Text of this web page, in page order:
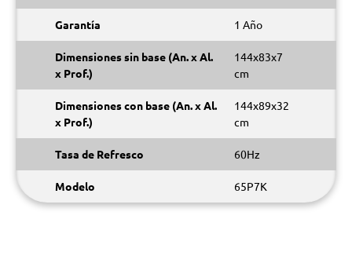
Garantía 1 Año
Dimensiones sin base (An. x Al.
x Prof.)
144x83x7
cm
Dimensiones con base (An. x Al.
x Prof.)
144x89x32
cm
Tasa de Refresco 60Hz
Modelo 65P7K